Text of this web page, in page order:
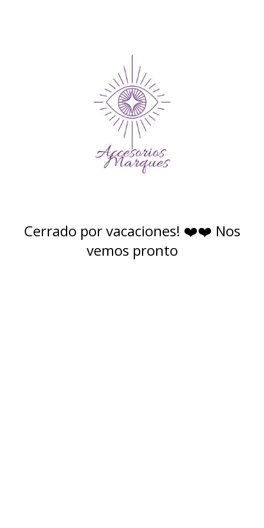
Cerrado por vacaciones! ❤️❤️ Nos
vemos pronto